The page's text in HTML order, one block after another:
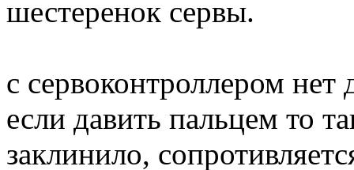
шестеренок сервы.
с сервоконтроллером
если давить пальцем то
заклинило,